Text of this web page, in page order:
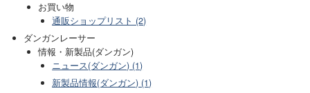
お買い物
通販ショップリスト (2)
ダンガンレーサー
情報・新製品(ダンガン)
ニュース(ダンガン) (1)
新製品情報(ダンガン) (1)